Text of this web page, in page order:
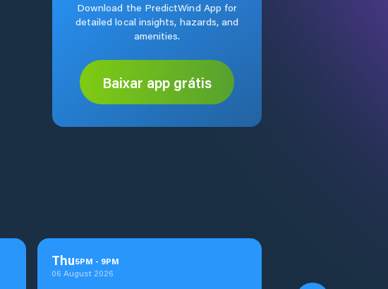
Download the PredictWind App for
detailed local insights, hazards, and
amenities.
Baixar app grátis
Thu5PM - 9PM
06 August 2026